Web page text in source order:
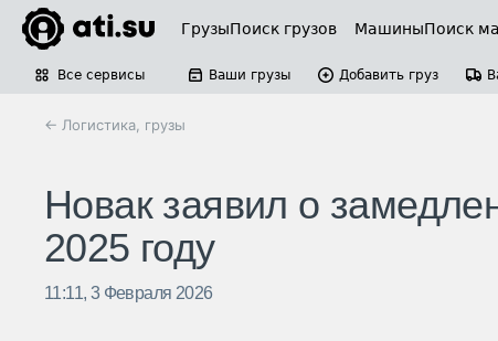
ГрузыПоиск грузов МашиныПоиск
Все сервисы Ваши грузы Добавить груз
← Логистика, грузы
Новак заявил о
2025 году
11:11, 3 Февраля 2026